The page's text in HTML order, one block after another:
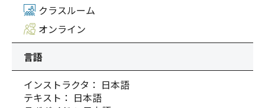
クラスルーム
オンライン
言語
インストラクタ： 日本語
テキスト： 日本語